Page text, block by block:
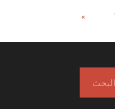
المقالات
»
البحث